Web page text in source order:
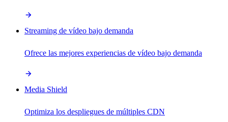
Streaming de vídeo bajo demanda
Ofrece las mejores experiencias de vídeo bajo demanda
Media Shield
Optimiza los despliegues de múltiples CDN